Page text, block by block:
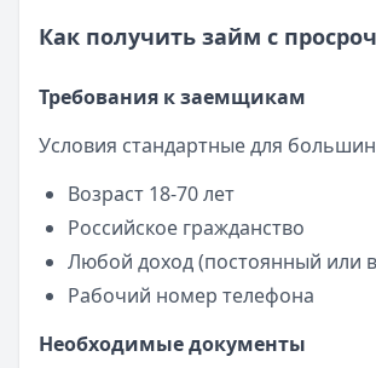
Как получить займ с
Требования к заемщикам
Условия стандартные для
Возраст 18-70 лет
Российское гражданство
Любой доход (постоянный или
Рабочий номер телефона
Необходимые документы